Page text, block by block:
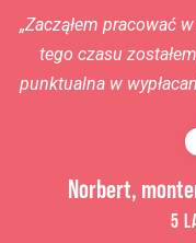
„Zacząłem pracować
tego czasu
punktualna w
Norbert,
5